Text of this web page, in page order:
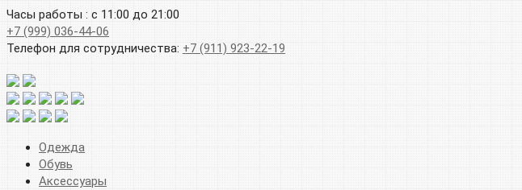
Часы работы : с 11:00 до 21:00
+7 (999) 036-44-06
Телефон для сотрудничества: +7 (911) 923-22-19
Одежда
Обувь
Аксессуары